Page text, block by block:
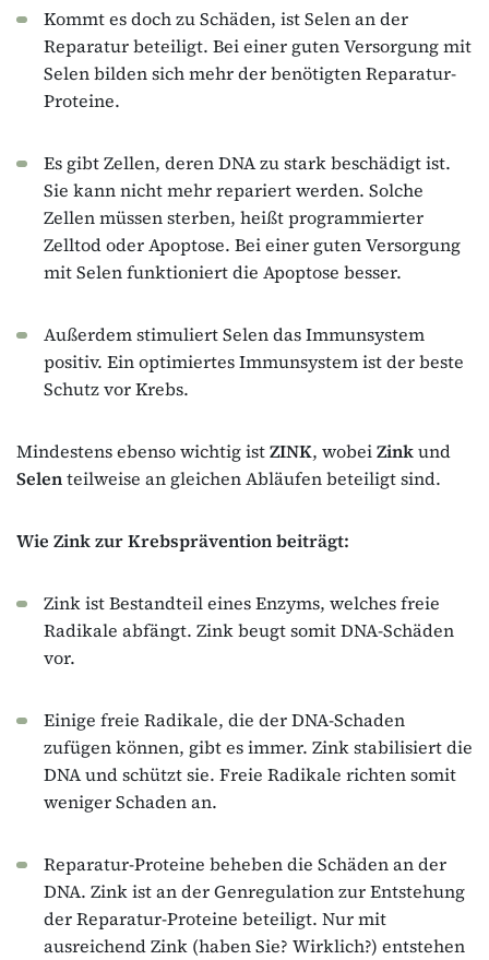
Kommt es doch zu Schäden, ist Selen an der
Reparatur beteiligt. Bei einer guten Versorgung mit
Selen bilden sich mehr der benötigten Reparatur-
Proteine.
Es gibt Zellen, deren DNA zu stark beschädigt ist.
Sie kann nicht mehr repariert werden. Solche
Zellen müssen sterben, heißt programmierter
Zelltod oder Apoptose. Bei einer guten Versorgung
mit Selen funktioniert die Apoptose besser.
Außerdem stimuliert Selen das Immunsystem
positiv. Ein optimiertes Immunsystem ist der beste
Schutz vor Krebs.
Mindestens ebenso wichtig istZINK, wobeiZinkund
Selenteilweise an gleichen Abläufen beteiligt sind.
Wie Zink zur Krebsprävention beiträgt:
Zink ist Bestandteil eines Enzyms, welches freie
Radikale abfängt. Zink beugt somit DNA-Schäden
vor.
Einige freie Radikale, die der DNA-Schaden
zufügen können, gibt es immer. Zink stabilisiert die
DNA und schützt sie. Freie Radikale richten somit
weniger Schaden an.
Reparatur-Proteine beheben die Schäden an der
DNA. Zink ist an der Genregulation zur Entstehung
der Reparatur-Proteine beteiligt. Nur mit
ausreichend Zink (haben Sie? Wirklich?) entstehen